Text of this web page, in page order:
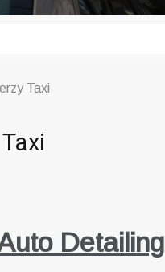
Taxi
Detailing